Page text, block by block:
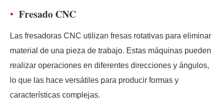
Fresado CNC
Las fresadoras CNC utilizan fresas rotativas para eliminar
material de una pieza de trabajo. Estas máquinas pueden
realizar operaciones en diferentes direcciones y ángulos,
lo que las hace versátiles para producir formas y
características complejas.